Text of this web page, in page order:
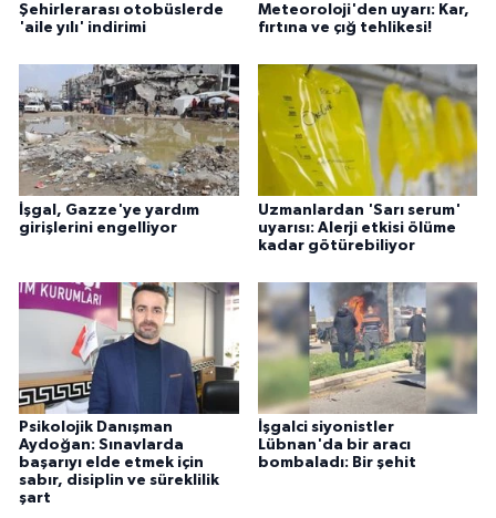
Şehirlerarası otobüslerde
'aile yılı' indirimi
Meteoroloji'den uyarı: Kar,
fırtına ve çığ tehlikesi!
İşgal, Gazze'ye yardım
girişlerini engelliyor
Uzmanlardan 'Sarı serum'
uyarısı: Alerji etkisi ölüme
kadar götürebiliyor
Psikolojik Danışman
Aydoğan: Sınavlarda
başarıyı elde etmek için
sabır, disiplin ve süreklilik
şart
İşgalci siyonistler
Lübnan'da bir aracı
bombaladı: Bir şehit